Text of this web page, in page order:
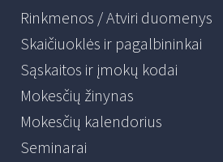
Rinkmenos / Atviri duomenys
Skaičiuoklės ir pagalbininkai
Sąskaitos ir įmokų kodai
Mokesčių žinynas
Mokesčių kalendorius
Seminarai